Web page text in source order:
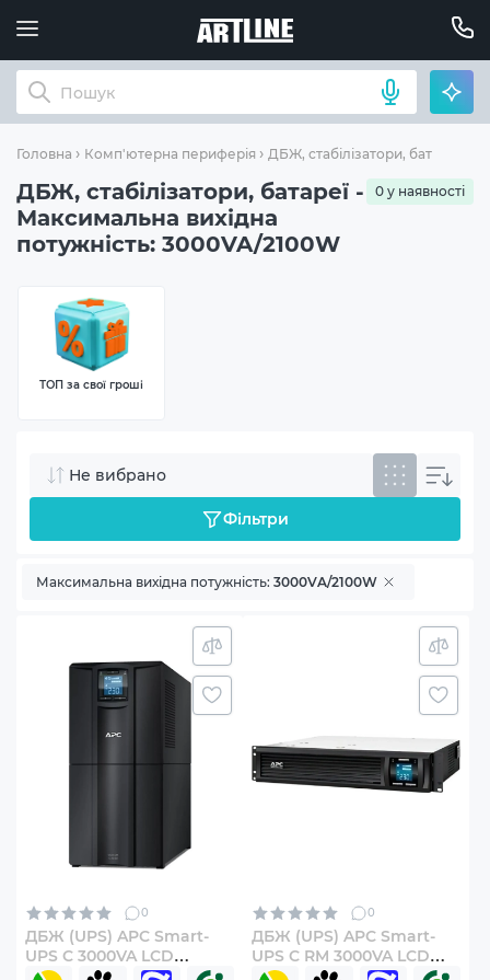
Головна Комп'ютерна периферія ДБЖ, стабілізатори, батареї
ДБЖ, стабілізатори, батареї -
Максимальна вихідна
потужність: 3000VA/2100W
0 у наявності
ТОП за свої гроші
Не вибрано
Фільтри
Максимальна вихідна потужність: 3000VA/2100W
0
ДБЖ (UPS) APC Smart-
UPS C 3000VA LCD
(SMC3000I)
0
ДБЖ (UPS) APC Smart-
UPS C RM 3000VA LCD
(SMC3000RMI2U)